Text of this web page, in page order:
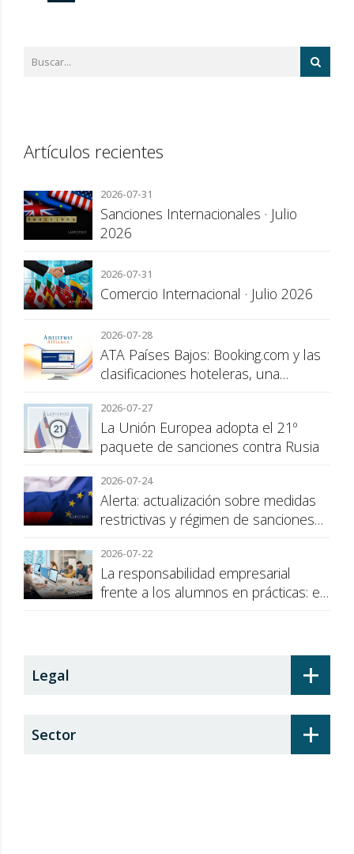
Artículos recientes
2026-07-31
Sanciones Internacionales · Julio
2026
2026-07-31
Comercio Internacional · Julio 2026
2026-07-28
ATA Países Bajos: Booking.com y las
clasificaciones hoteleras, una
consumidor
2026-07-27
La Unión Europea adopta el 21º
paquete de sanciones contra Rusia
2026-07-24
Alerta: actualización sobre medidas
restrictivas y régimen de sanciones
2026-07-22
La responsabilidad empresarial
frente a los alumnos en prácticas: el
+
Legal
+
Sector